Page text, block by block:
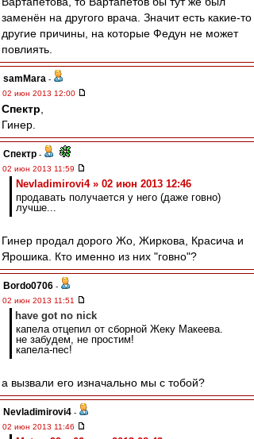
заменён на другого врача. Значит есть какие-то
другие причины, на которые Федун не может
повлиять.
samMara -
02 июн 2013 12:00
Спектр
Гинер.
Спектр -
02 июн 2013 11:59
Nevladimirovi4 » 02 июн 2013 12:46
продавать получается у него (даже говно)
лучше...
Гинер продал дорого Жо, Жиркова, Красича и
Ярошика. Кто именно из них "говно"?
Bordo0706 -
02 июн 2013 11:51
have got no nick
капела отцепил от сборной Жеку Макеева.
не забудем, не простим!
капела-пес!
а вызвали его изначально мы с тобой?
Nevladimirovi4 -
02 июн 2013 11:46